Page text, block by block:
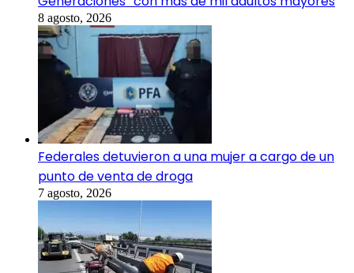
8 agosto, 2026
Federales detuvieron a una mujer a cargo de un
punto de venta de droga
7 agosto, 2026